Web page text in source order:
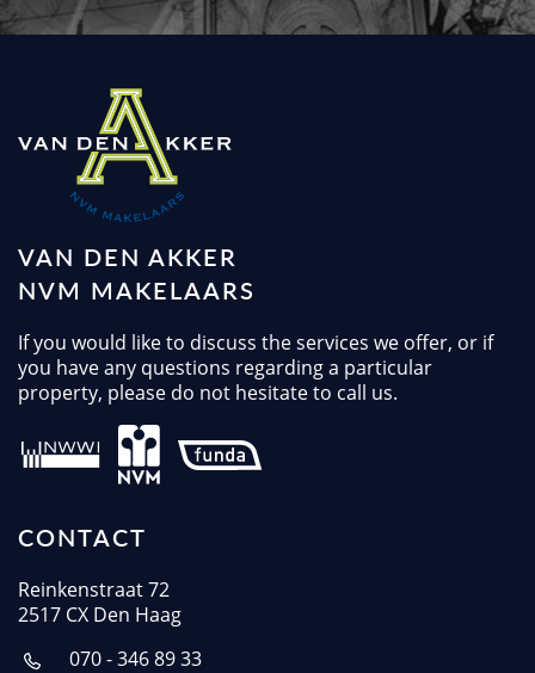
VAN DEN AKKER
NVM MAKELAARS
If you would like to discuss the services we offer, or if
you have any questions regarding a particular
property, please do not hesitate to call us.
CONTACT
Reinkenstraat 72
2517 CX Den Haag
070 - 346 89 33